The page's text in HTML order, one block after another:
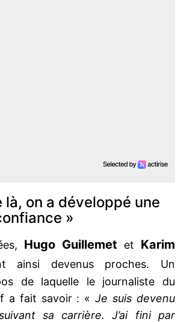
là, on a développé une
»
Hugo Guillemet et Karim
ainsi devenus proches. Un
de laquelle le journaliste du
a fait savoir : «Je suis devenu
sa carrière. J’ai fini par